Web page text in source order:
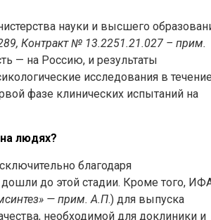
науки и высшего
Контракт № 13.2251.21.027 – прим.
— на Россию, и результаты
исследования в
фазе клинических испытаний на
людях?
благодаря
до этой стадии. Кроме того,
— прим. А.П.) для выпуска
необходимой для доклиники и